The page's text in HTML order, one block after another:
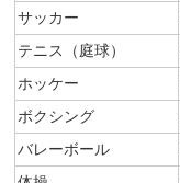
サッカー
テニス（庭球）
ホッケー
ボクシング
バレーボール